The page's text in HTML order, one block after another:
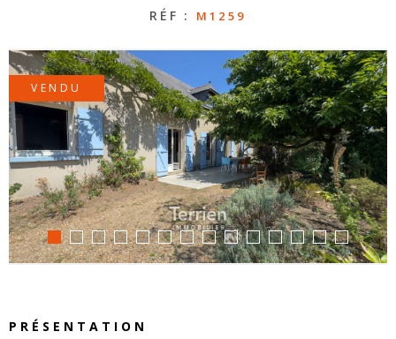
NOS
RÉF : M1259
VENDU
PRÉSENTATION